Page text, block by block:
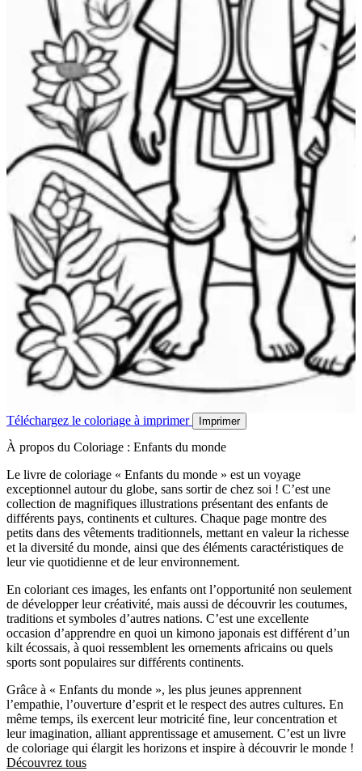
Téléchargez le coloriage à imprimer Imprimer
À propos du Coloriage : Enfants du monde
Le livre de coloriage « Enfants du monde » est un voyage
exceptionnel autour du globe, sans sortir de chez soi ! C’est une
collection de magnifiques illustrations présentant des enfants de
différents pays, continents et cultures. Chaque page montre des
petits dans des vêtements traditionnels, mettant en valeur la richesse
et la diversité du monde, ainsi que des éléments caractéristiques de
leur vie quotidienne et de leur environnement.
En coloriant ces images, les enfants ont l’opportunité non seulement
de développer leur créativité, mais aussi de découvrir les coutumes,
traditions et symboles d’autres nations. C’est une excellente
occasion d’apprendre en quoi un kimono japonais est différent d’un
kilt écossais, à quoi ressemblent les ornements africains ou quels
sports sont populaires sur différents continents.
Grâce à « Enfants du monde », les plus jeunes apprennent
l’empathie, l’ouverture d’esprit et le respect des autres cultures. En
même temps, ils exercent leur motricité fine, leur concentration et
leur imagination, alliant apprentissage et amusement. C’est un livre
de coloriage qui élargit les horizons et inspire à découvrir le monde !
Découvrez tous